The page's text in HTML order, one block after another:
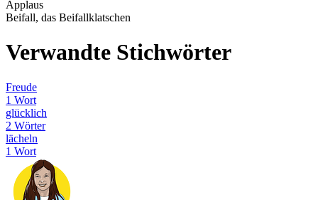
Applaus
Beifall, das Beifallklatschen
Verwandte Stichwörter
Freude
1 Wort
glücklich
2 Wörter
lächeln
1 Wort